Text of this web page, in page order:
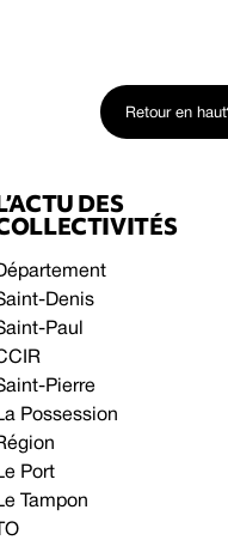
Retour en haut
DES
Denis
Paul
Pierre
Possession
Port
Tampon
TO